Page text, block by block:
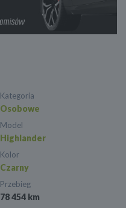
Kategoria
Osobowe
Model
Highlander
Kolor
Czarny
Przebieg
78 454 km